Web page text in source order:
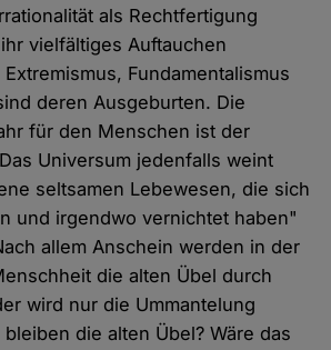
als Rechtfertigung
vielfältiges Auftauchen
Fundamentalismus
deren Ausgeburten. Die
für den Menschen ist der
Universum jedenfalls weint
seltsamen Lebewesen, die sich
und irgendwo vernichtet haben"
allem Anschein werden in der
die alten Übel durch
wird nur die Ummantelung
die alten Übel? Wäre das